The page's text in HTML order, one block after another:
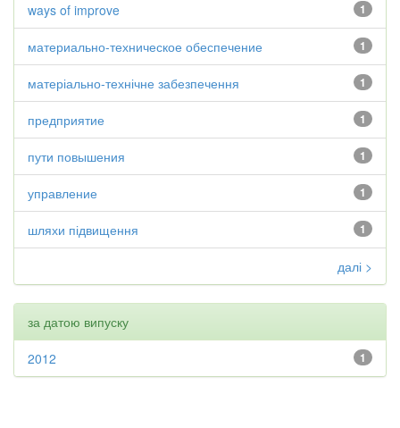
1
ways of improve
1
материально-техническое обеспечение
1
матеріально-технічне забезпечення
1
предприятие
1
пути повышения
1
управление
1
шляхи підвищення
далі >
за датою випуску
1
2012